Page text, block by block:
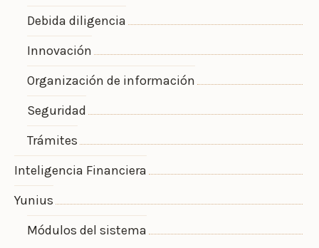
Debida diligencia
Innovación
Organización de información
Seguridad
Trámites
Inteligencia Financiera
Yunius
Módulos del sistema